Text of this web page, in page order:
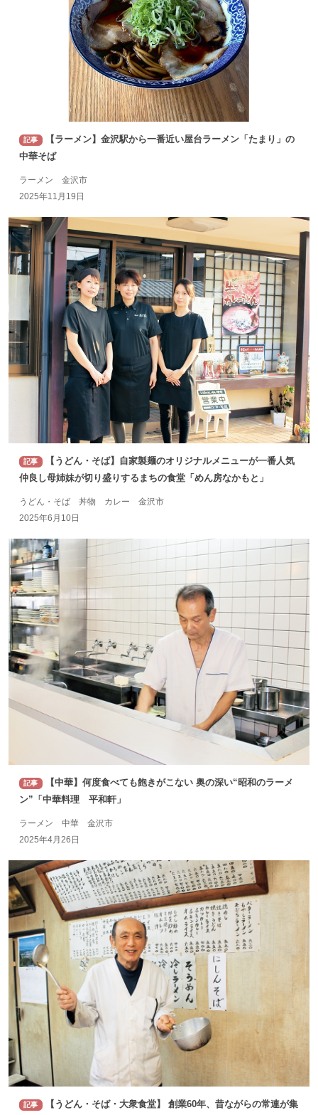
記事
【ラーメン】金沢駅から一番近い屋台ラーメン「たまり」の
中華そば
ラーメン 金沢市
2025年11月19日
記事
【うどん・そば】自家製麺のオリジナルメニューが一番人気
仲良し母姉妹が切り盛りするまちの食堂「めん房なかもと」
うどん・そば 丼物 カレー 金沢市
2025年6月10日
記事
【中華】何度食べても飽きがこない 奥の深い“昭和のラーメ
ン”「中華料理 平和軒」
ラーメン 中華 金沢市
2025年4月26日
記事
【うどん・そば・大衆食堂】 創業60年、昔ながらの常連が集